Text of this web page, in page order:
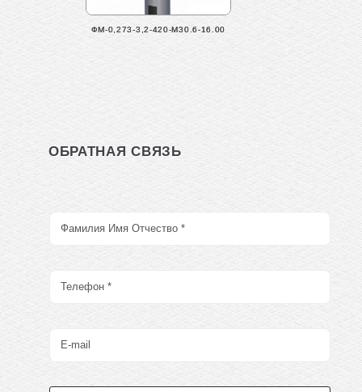
ФМ-0,273-3,2-420-М30.6-16.00
ОБРАТНАЯ СВЯЗЬ